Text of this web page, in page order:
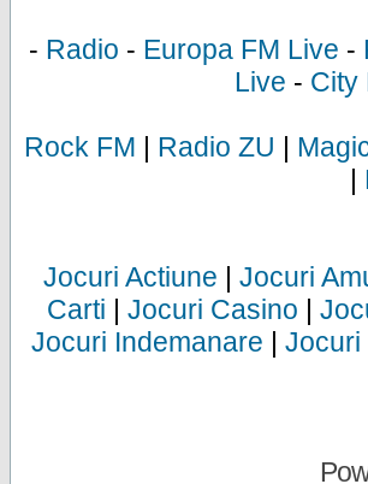
- Radio - Europa FM Live -
Live - City
Rock FM | Radio ZU |
|
Jocuri Actiune | Jocuri
Carti | Jocuri Casino |
Jocuri Indemanare | Jocuri